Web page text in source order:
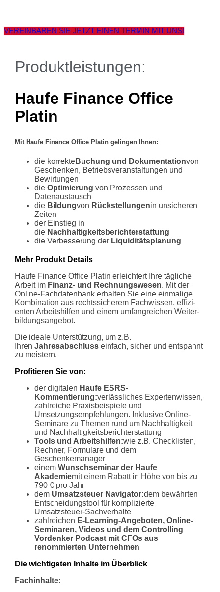
VEREINBAREN SIE JETZT EINEN TERMIN MIT UNS!
Produktleistungen:
Haufe Finance Office
Platin
Mit Haufe Finance Office Platin gelingen Ihnen:
die korrekteBuchung und Dokumentationvon
Geschenken, Betriebsveranstaltungen und
Bewirtungen
die Optimierung von Prozessen und
Datenaustausch
die Bildungvon Rückstellungenin unsicheren
Zeiten
der Einstieg in
die Nachhaltigkeitsberichterstattung
die Verbesserung der Liquiditätsplanung
Mehr Produkt Details
Haufe Finance Office Platin erleich­tert Ihre tägliche
Arbeit im Finanz- und Rechnungswesen. Mit der
Online-Fach­da­ten­bank erhalten Sie eine einma­lige
Kombi­na­tion aus rechts­si­cherem Fach­wissen, effi­zi­
enten Arbeits­hilfen und einem umfang­rei­chen Weiter­
bil­dungs­an­gebot.
Die ideale Unter­stüt­zung, um z.B.
Ihren Jahresabschluss einfach, sicher und entspannt
zu meis­tern.
Profitieren Sie von:
der digitalen Haufe ESRS-
Kommentierung:verlässliches Expertenwissen,
zahlreiche Praxisbeispiele und
Umsetzungsempfehlungen. Inklusive Online-
Seminare zu Themen rund um Nachhaltigkeit
und Nachhaltigkeitsberichterstattung
Tools und Arbeitshilfen:wie z.B. Checklisten,
Rechner, Formulare und dem
Geschenkemanager
einem Wunschseminar der Haufe
Akademiemit einem Rabatt in Höhe von bis zu
790 € pro Jahr
dem Umsatzsteuer Navigator:dem bewährten
Entscheidungstool für komplizierte
Umsatzsteuer-Sachverhalte
zahlreichen E-Learning-Angeboten, Online-
Seminaren, Videos und dem Controlling
Vordenker Podcast mit CFOs aus
renommierten Unternehmen
Die wichtigsten Inhalte im Überblick
Fachinhalte: